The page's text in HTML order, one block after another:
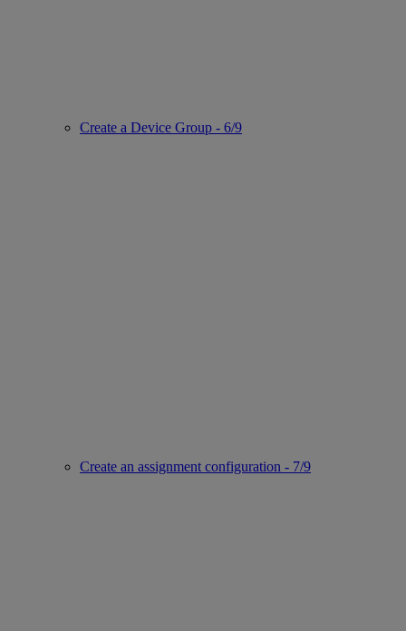
Create a Device Group - 6/9
Create an assignment configuration - 7/9